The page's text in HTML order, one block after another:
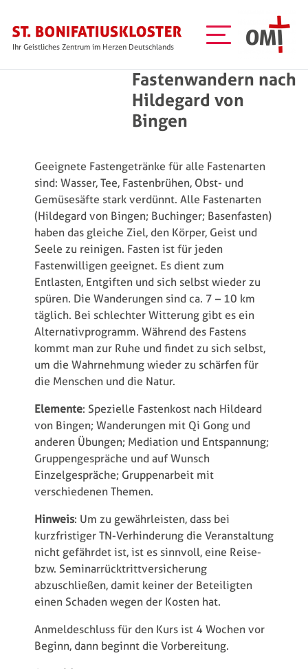
Ihr Geistliches Zentrum im Herzen Deutschlands
Fastenwandern nach
Hildegard von
Bingen
Geeignete Fastengetränke für alle Fastenarten
sind: Wasser, Tee, Fastenbrühen, Obst- und
Gemüsesäfte stark verdünnt. Alle Fastenarten
(Hildegard von Bingen; Buchinger; Basenfasten)
haben das gleiche Ziel, den Körper, Geist und
Seele zu reinigen. Fasten ist für jeden
Fastenwilligen geeignet. Es dient zum
Entlasten, Entgiften und sich selbst wieder zu
spüren. Die Wanderungen sind ca. 7 – 10 km
täglich. Bei schlechter Witterung gibt es ein
Alternativprogramm. Während des Fastens
kommt man zur Ruhe und findet zu sich selbst,
um die Wahrnehmung wieder zu schärfen für
die Menschen und die Natur.
Elemente: Spezielle Fastenkost nach Hildeard
von Bingen; Wanderungen mit Qi Gong und
anderen Übungen; Mediation und Entspannung;
Gruppengespräche und auf Wunsch
Einzelgespräche; Gruppenarbeit mit
verschiedenen Themen.
Hinweis: Um zu gewährleisten, dass bei
kurzfristiger TN-Verhinderung die Veranstaltung
nicht gefährdet ist, ist es sinnvoll, eine Reise-
bzw. Seminarrücktrittversicherung
abzuschließen, damit keiner der Beteiligten
einen Schaden wegen der Kosten hat.
Anmeldeschluss für den Kurs ist 4 Wochen vor
Beginn, dann beginnt die Vorbereitung.